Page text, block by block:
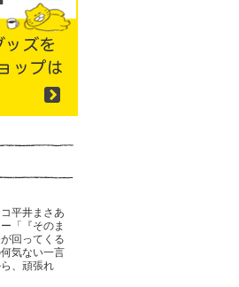
平井まさあ
「『そのま
回ってくる
気ない一言
、頑張れ